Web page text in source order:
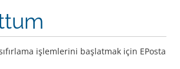
işlemlerini başlatmak için EPosta